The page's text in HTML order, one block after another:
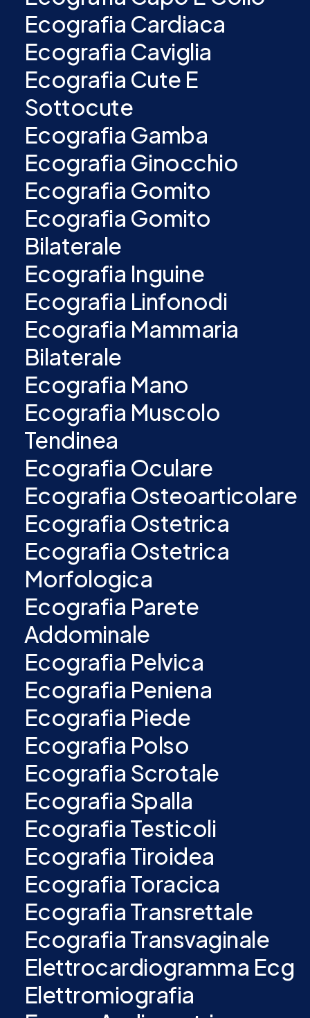
Ecografia Cardiaca
Ecografia Caviglia
Ecografia Cute E
Sottocute
Ecografia Gamba
Ecografia Ginocchio
Ecografia Gomito
Ecografia Gomito
Bilaterale
Ecografia Inguine
Ecografia Linfonodi
Ecografia Mammaria
Bilaterale
Ecografia Mano
Ecografia Muscolo
Tendinea
Ecografia Oculare
Ecografia Osteoarticolare
Ecografia Ostetrica
Ecografia Ostetrica
Morfologica
Ecografia Parete
Addominale
Ecografia Pelvica
Ecografia Peniena
Ecografia Piede
Ecografia Polso
Ecografia Scrotale
Ecografia Spalla
Ecografia Testicoli
Ecografia Tiroidea
Ecografia Toracica
Ecografia Transrettale
Ecografia Transvaginale
Elettrocardiogramma Ecg
Elettromiografia